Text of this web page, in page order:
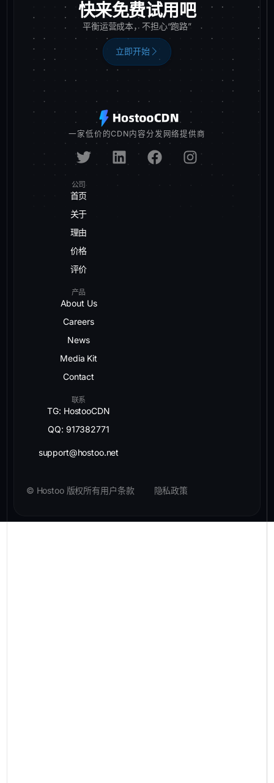
快来免费试用吧
平衡运营成本，不担心“跑路”
立即开始
一家低价的CDN内容分发网络提供商
公司
首页
关于
理由
价格
评价
产品
About Us
Careers
News
Media Kit
Contact
联系
TG: HostooCDN
QQ: 917382771
support@hostoo.net
© Hostoo 版权所有用户条款 隐私政策